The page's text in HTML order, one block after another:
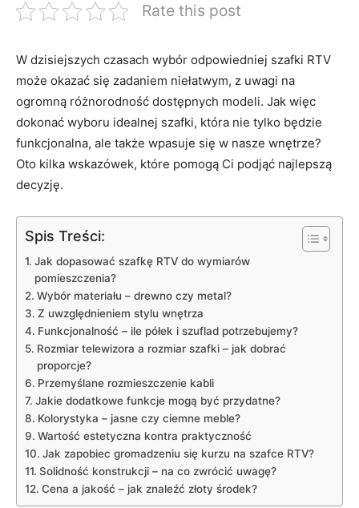
Rate this post
W dzisiejszych czasach⁢ wybór odpowiedniej ‌szafki RTV
może okazać się zadaniem niełatwym, z uwagi ​na
ogromną różnorodność dostępnych modeli. Jak⁤ więc
dokonać wyboru idealnej szafki, która nie ‌tylko będzie‌
funkcjonalna, ale także ⁢wpasuje się ⁢w nasze⁣ wnętrze?
Oto kilka wskazówek, które pomogą Ci podjąć ⁣najlepszą
decyzję.
Spis Treści:
Jak dopasować szafkę⁣ RTV ‌do wymiarów
pomieszczenia?
Wybór materiału – drewno czy metal?
Z uwzględnieniem stylu ⁢wnętrza
Funkcjonalność – ile półek ⁣i szuflad potrzebujemy?
Rozmiar ‌telewizora a‍ rozmiar szafki – jak dobrać
proporcje?
Przemyślane rozmieszczenie kabli
Jakie ​dodatkowe funkcje mogą ⁤być‍ przydatne?
Kolorystyka‌ – jasne czy ciemne meble?
Wartość ⁢estetyczna kontra ‌praktyczność
Jak zapobiec gromadzeniu ‌się kurzu na szafce RTV?
Solidność konstrukcji – na​ co ​zwrócić ⁢uwagę?
Cena a jakość – ‍jak ⁤znaleźć złoty środek?